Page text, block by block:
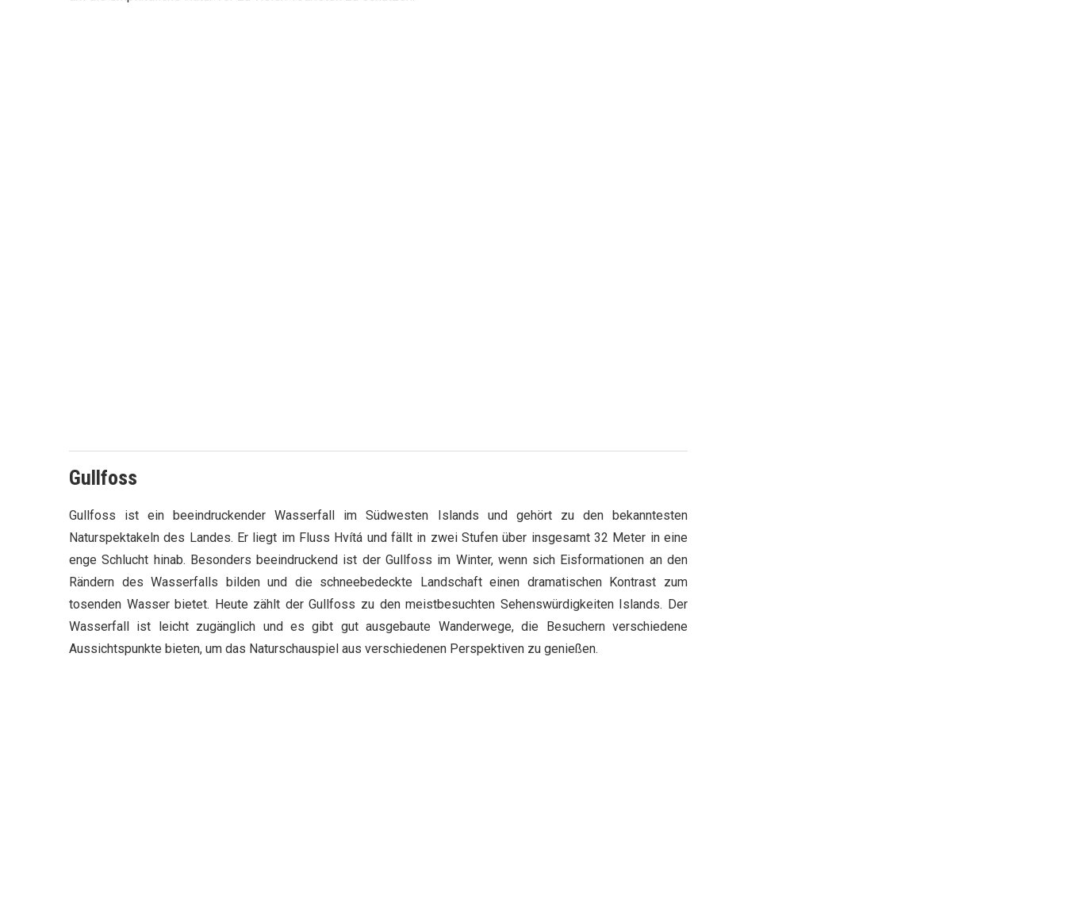
Gullfoss
Gullfoss ist ein beeindruckender Wasserfall im Südwesten Islands und gehört zu den bekanntesten
Naturspektakeln des Landes. Er liegt im Fluss Hvítá und fällt in zwei Stufen über insgesamt 32 Meter in eine
enge Schlucht hinab. Besonders beeindruckend ist der Gullfoss im Winter, wenn sich Eisformationen an den
Rändern des Wasserfalls bilden und die schneebedeckte Landschaft einen dramatischen Kontrast zum
tosenden Wasser bietet. Heute zählt der Gullfoss zu den meistbesuchten Sehenswürdigkeiten Islands. Der
Wasserfall ist leicht zugänglich und es gibt gut ausgebaute Wanderwege, die Besuchern verschiedene
Aussichtspunkte bieten, um das Naturschauspiel aus verschiedenen Perspektiven zu genießen.